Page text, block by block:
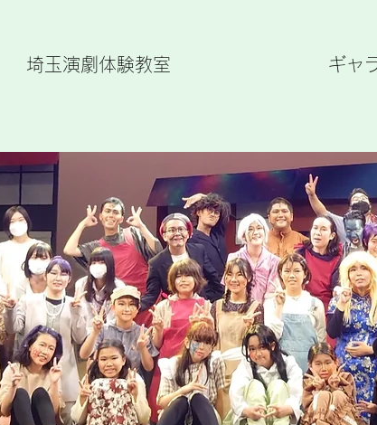
埼玉演劇体験教室 ギャ